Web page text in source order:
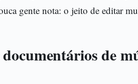
gente nota: o jeito de editar
de